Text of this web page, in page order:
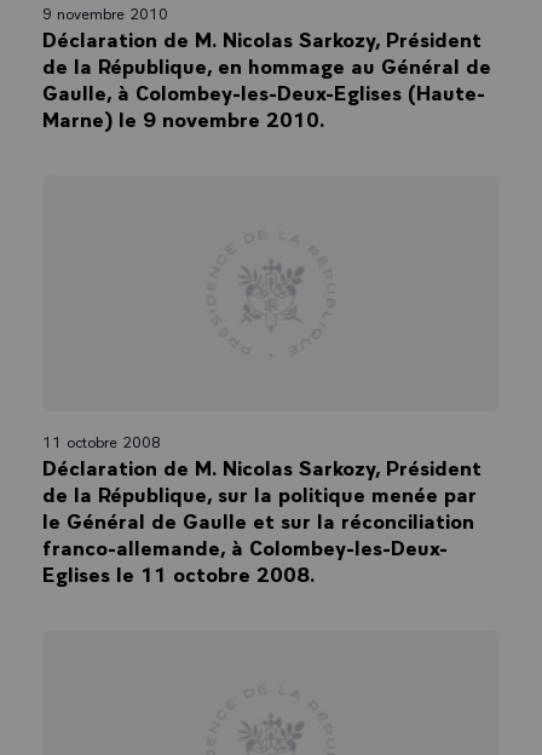
9 novembre 2010
Déclaration de M. Nicolas Sarkozy, Président
de la République, en hommage au Général de
Gaulle, à Colombey-les-Deux-Eglises (Haute-
Marne) le 9 novembre 2010.
11 octobre 2008
Déclaration de M. Nicolas Sarkozy, Président
de la République, sur la politique menée par
le Général de Gaulle et sur la réconciliation
franco-allemande, à Colombey-les-Deux-
Eglises le 11 octobre 2008.